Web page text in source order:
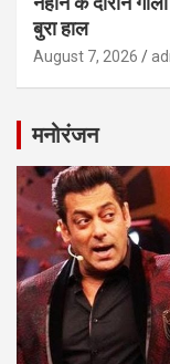
बुरा हाल
August 7, 2026
मनोरंजन